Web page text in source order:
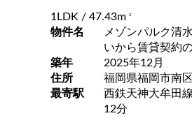
1LDK / 47.43m 2
物件名
メゾンパルク清水 仲介手数料安
いから賃貸契約
築年
2025年12月
住所
福岡県福岡市南
最寄駅
西鉄天神大牟田線 高宮
12分